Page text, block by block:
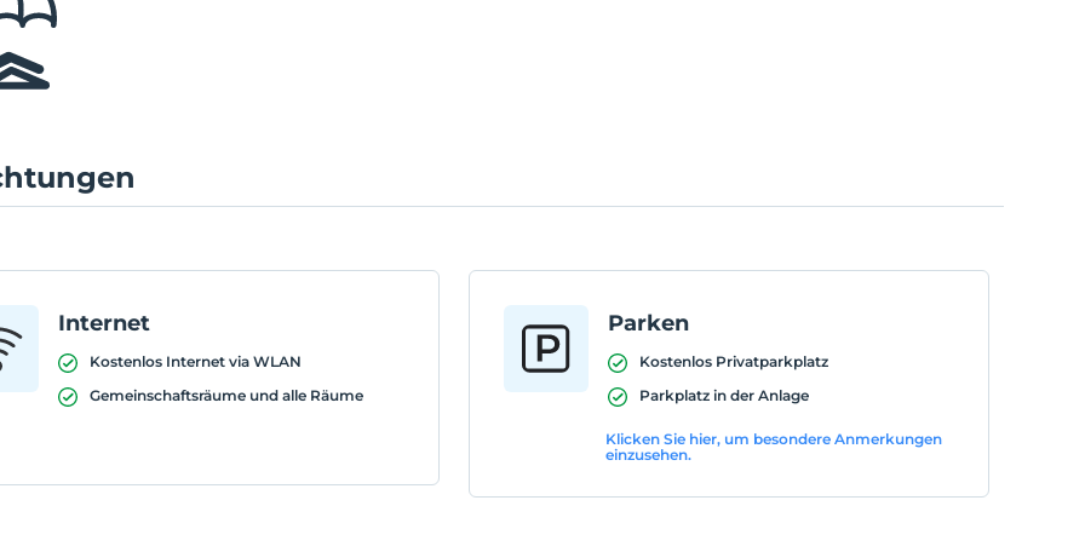
Internet
Kostenlos Internet via WLAN
Gemeinschaftsräume und alle Räume
Parken
Kostenlos Privatparkplatz
Parkplatz in der Anlage
Klicken Sie hier, um besondere Anmerkungen
einzusehen.